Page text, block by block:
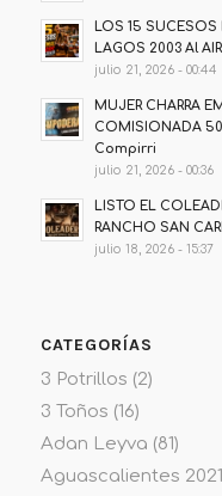
LOS 15 SUCESOS
LAGOS 2003 Al
julio 21, 2026 - 00:44
MUJER CHARRA
COMISIONADA
Compirri
julio 21, 2026 - 00:36
LISTO EL
RANCHO SAN
julio 18, 2026 - 15:37
CATEGORÍAS
3 Potrillos (2)
3 Toños (16)
Adan Leyva (81)
Aguascalientes 2021